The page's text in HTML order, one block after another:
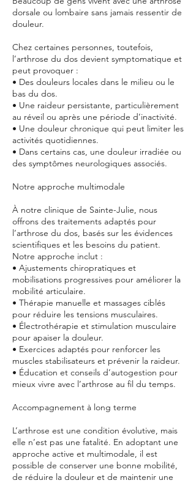
dorsale ou lombaire sans jamais ressentir de
douleur.
Chez certaines personnes, toutefois,
l’arthrose du dos devient symptomatique et
peut provoquer :
• Des douleurs locales dans le milieu ou le
bas du dos.
• Une raideur persistante, particulièrement
au réveil ou après une période d’inactivité.
• Une douleur chronique qui peut limiter les
activités quotidiennes.
• Dans certains cas, une douleur irradiée ou
des symptômes neurologiques associés.
Notre approche multimodale
À notre clinique de Sainte-Julie, nous
offrons des traitements adaptés pour
l’arthrose du dos, basés sur les évidences
scientifiques et les besoins du patient.
Notre approche inclut :
• Ajustements chiropratiques et
mobilisations progressives pour améliorer la
mobilité articulaire.
• Thérapie manuelle et massages ciblés
pour réduire les tensions musculaires.
• Électrothérapie et stimulation musculaire
pour apaiser la douleur.
• Exercices adaptés pour renforcer les
muscles stabilisateurs et prévenir la raideur.
• Éducation et conseils d’autogestion pour
mieux vivre avec l’arthrose au fil du temps.
Accompagnement à long terme
L’arthrose est une condition évolutive, mais
elle n’est pas une fatalité. En adoptant une
approche active et multimodale, il est
possible de conserver une bonne mobilité,
de réduire la douleur et de maintenir une